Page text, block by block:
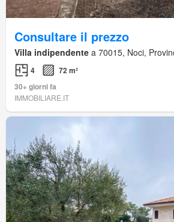
Consultare il prezzo
Villa indipendente a 70015, Noci,
4
72 m²
30+ giorni fa
IMMOBILIARE.IT